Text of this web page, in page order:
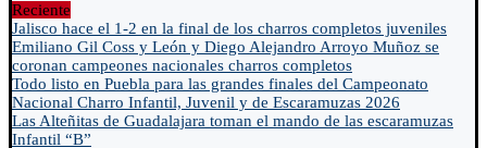
Reciente
Jalisco hace el 1-2 en la final de los charros completos juveniles
Emiliano Gil Coss y León y Diego Alejandro Arroyo Muñoz se
coronan campeones nacionales charros completos
Todo listo en Puebla para las grandes finales del Campeonato
Nacional Charro Infantil, Juvenil y de Escaramuzas 2026
Las Alteñitas de Guadalajara toman el mando de las escaramuzas
Infantil “B”